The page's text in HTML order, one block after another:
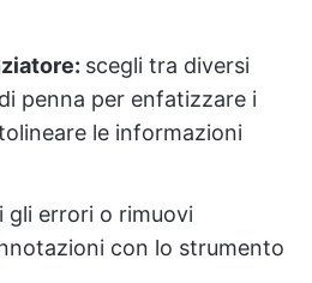
scegli tra diversi
penna per enfatizzare i
le informazioni
gli errori o rimuovi
con lo strumento